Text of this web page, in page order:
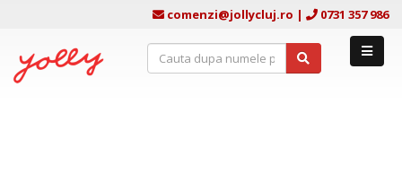
comenzi@jollycluj.ro | 0731 357 986